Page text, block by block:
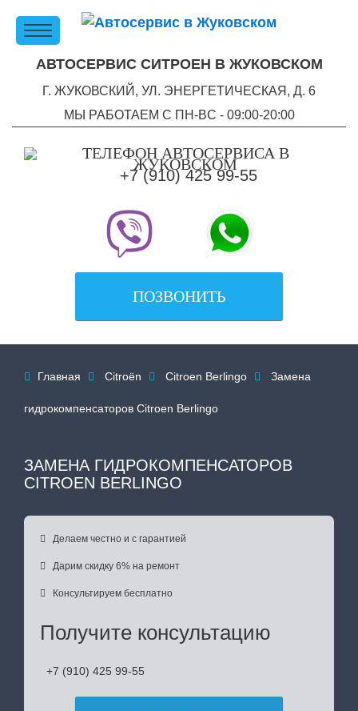
АВТОСЕРВИС СИТРОЕН В ЖУКОВСКОМ
Г. ЖУКОВСКИЙ, УЛ. ЭНЕРГЕТИЧЕСКАЯ, Д. 6
МЫ РАБОТАЕМ С ПН-ВC - 09:00-20:00
+7 (910) 425 99-55
ПОЗВОНИТЬ
 Главная  Citroën  Citroen Berlingo  Замена
гидрокомпенсаторов Citroen Berlingo
ЗАМЕНА ГИДРОКОМПЕНСАТОРОВ
CITROEN BERLINGO
 Делаем честно и с гарантией
 Дарим скидку 6% на ремонт
 Консультируем бесплатно
Получите консультацию
+7 (910) 425 99-55